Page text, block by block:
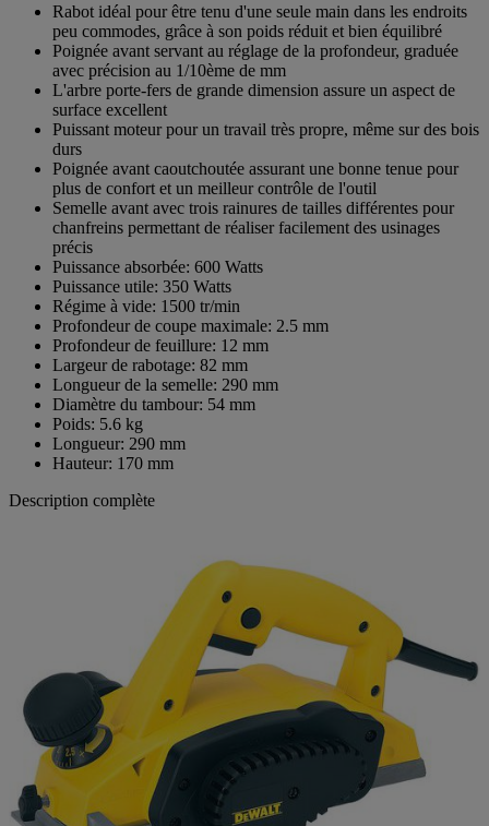
Rabot idéal pour être tenu d'une seule main dans les endroits
peu commodes, grâce à son poids réduit et bien équilibré
Poignée avant servant au réglage de la profondeur, graduée
avec précision au 1/10ème de mm
L'arbre porte-fers de grande dimension assure un aspect de
surface excellent
Puissant moteur pour un travail très propre, même sur des bois
durs
Poignée avant caoutchoutée assurant une bonne tenue pour
plus de confort et un meilleur contrôle de l'outil
Semelle avant avec trois rainures de tailles différentes pour
chanfreins permettant de réaliser facilement des usinages
précis
Puissance absorbée: 600 Watts
Puissance utile: 350 Watts
Régime à vide: 1500 tr/min
Profondeur de coupe maximale: 2.5 mm
Profondeur de feuillure: 12 mm
Largeur de rabotage: 82 mm
Longueur de la semelle: 290 mm
Diamètre du tambour: 54 mm
Poids: 5.6 kg
Longueur: 290 mm
Hauteur: 170 mm
Description complète